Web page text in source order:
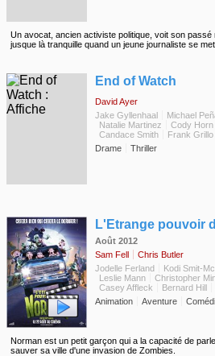
Un avocat, ancien activiste politique, voit son
jusque là tranquille quand un jeune journaliste se
End of Watch
David Ayer
Jake Gyllenhaal
Michael
Natalie Martinez
Cody Horn
Candace Smith
Frank Grillo
Drame
Thriller
L'Etrange pouvoir
Août 2012
Sam Fell
Chris Butler
Jodelle Ferland
Kodi Smit-
Leslie Mann
Christopher
Casey Affleck
Bernard Hill
Animation
Aventure
Norman est un petit garçon qui a la capacité de
sauver sa ville d'une invasion de Zombies.